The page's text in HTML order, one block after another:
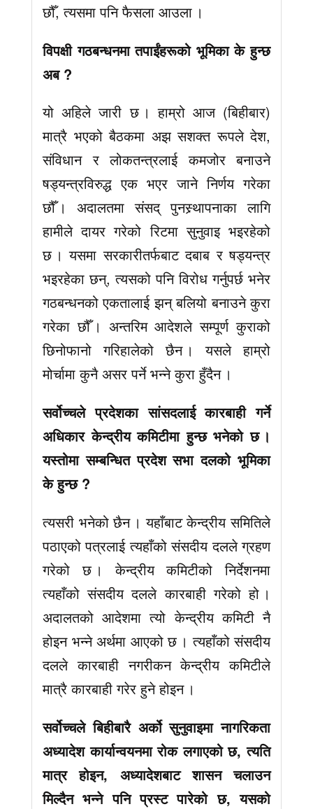
छौँ, त्यसमा पनि फैसला आउला ।
विपक्षी गठबन्धनमा तपाईंहरूको भूमिका के हुन्छ
अब ?
यो अहिले जारी छ । हाम्रो आज (बिहीबार)
मात्रै भएको बैठकमा अझ सशक्त रूपले देश,
संविधान र लोकतन्त्रलाई कमजोर बनाउने
षड्यन्त्रविरुद्ध एक भएर जाने निर्णय गरेका
छौँ । अदालतमा संसद् पुनस्र्थापनाका लागि
हामीले दायर गरेको रिटमा सुनुवाइ भइरहेको
छ । यसमा सरकारीतर्फबाट दबाब र षड्यन्त्र
भइरहेका छन्, त्यसको पनि विरोध गर्नुपर्छ भनेर
गठबन्धनको एकतालाई झन् बलियो बनाउने कुरा
गरेका छौँ । अन्तरिम आदेशले सम्पूर्ण कुराको
छिनोफानो गरिहालेको छैन । यसले हाम्रो
मोर्चामा कुनै असर पर्ने भन्ने कुरा हुँदैन ।
सर्वोच्चले प्रदेशका सांसदलाई कारबाही गर्ने
अधिकार केन्द्रीय कमिटीमा हुन्छ भनेको छ ।
यस्तोमा सम्बन्धित प्रदेश सभा दलको भूमिका
के हुन्छ ?
त्यसरी भनेको छैन । यहाँबाट केन्द्रीय समितिले
पठाएको पत्रलाई त्यहाँको संसदीय दलले ग्रहण
गरेको छ । केन्द्रीय कमिटीको निर्देशनमा
त्यहाँको संसदीय दलले कारबाही गरेको हो ।
अदालतको आदेशमा त्यो केन्द्रीय कमिटी नै
होइन भन्ने अर्थमा आएको छ । त्यहाँको संसदीय
दलले कारबाही नगरीकन केन्द्रीय कमिटीले
मात्रै कारबाही गरेर हुने होइन ।
सर्वोच्चले बिहीबारै अर्को सुनुवाइमा नागरिकता
अध्यादेश कार्यान्वयनमा रोक लगाएको छ, त्यति
मात्र होइन, अध्यादेशबाट शासन चलाउन
मिल्दैन भन्ने पनि प्रस्ट पारेको छ, यसको